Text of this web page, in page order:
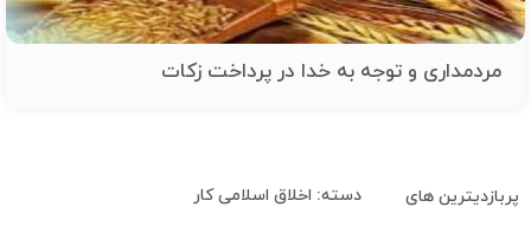
مردمداری و توجه به خدا در پرداخت زکات
پربازدیترین های دسته: اخلاق اسلامی کار